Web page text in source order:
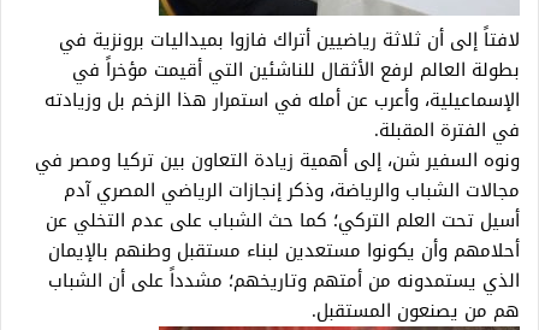
لافتاً إلى أن ثلاثة رياضيين أتراك فازوا بميداليات برونزية في
بطولة العالم لرفع الأثقال للناشئين التي أقيمت مؤخراً في
الإسماعيلية، وأعرب عن أمله في استمرار هذا الزخم بل وزيادته
في الفترة المقبلة.
ونوه السفير شن، إلى أهمية زيادة التعاون بين تركيا ومصر في
مجالات الشباب والرياضة، وذكر إنجازات الرياضي المصري آدم
أسيل تحت العلم التركي؛ كما حث الشباب على عدم التخلي عن
أحلامهم وأن يكونوا مستعدين لبناء مستقبل وطنهم بالإيمان
الذي يستمدونه من أمتهم وتاريخهم؛ مشدداً على أن الشباب
هم من يصنعون المستقبل.